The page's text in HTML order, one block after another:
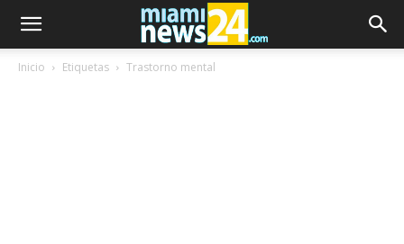
Inicio Etiquetas Trastorno mental